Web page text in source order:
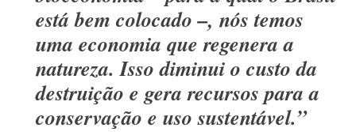
está bem colocado –, nós temos
uma economia que regenera a
natureza. Isso diminui o custo da
destruição e gera recursos para a
conservação e uso sustentável.”